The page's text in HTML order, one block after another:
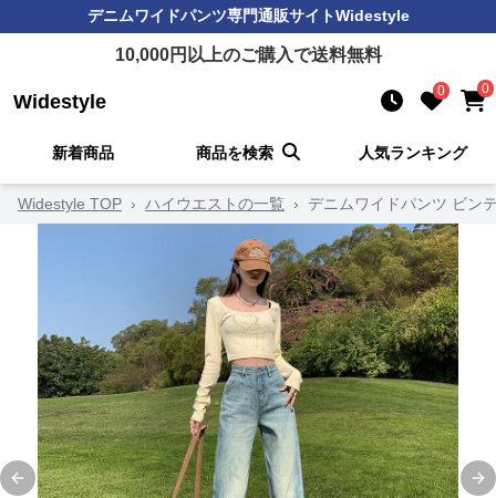
デニムワイドパンツ専門通販サイトWidestyle
10,000円以上のご購入で送料無料
Widestyle 0 0
新着商品 商品を検索 人気ランキング
Widestyle TOP › ハイウエストの一覧 › デニムワイドパンツ ビン
Previous slide